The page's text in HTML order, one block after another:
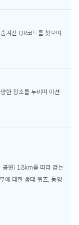
겨진 QR코드를 찾으며
한 장소를 누비며 미션
공원) 1.8km를 따라 걷는
에 대한 생태 퀴즈, 동영